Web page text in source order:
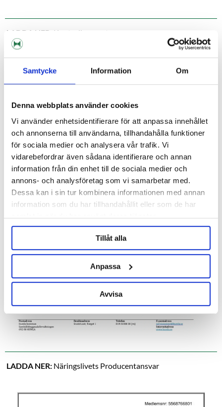
Samtycke Information Om
Denna webbplats använder cookies
Vi använder enhetsidentifierare för att anpassa innehållet
och annonserna till användarna, tillhandahålla funktioner
för sociala medier och analysera vår trafik. Vi
vidarebefordrar även sådana identifierare och annan
information från din enhet till de sociala medier och
annons- och analysföretag som vi samarbetar med.
Dessa kan i sin tur kombinera informationen med annan
information som du har tillhandahållit eller som de har
samlat in när du har använt deras tjänster.
Tillåt alla
Anpassa
Avvisa
LADDA NER: Kontrollrapport
LADDA NER: Näringslivets Producentansvar